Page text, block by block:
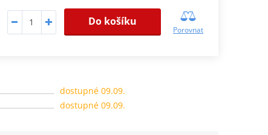
Do košíku
Porovnat
dostupné 09.09.
dostupné 09.09.